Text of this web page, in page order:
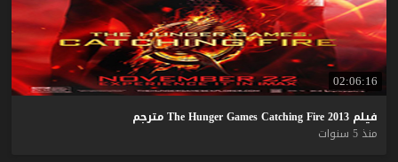
02:06:16
فيلم The Hunger Games Catching Fire 2013
مترجم
منذ 5 سنوات